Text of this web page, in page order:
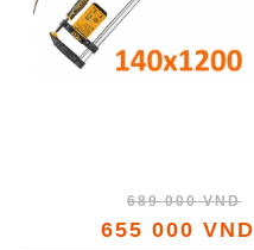
689 000 VND
655 000 VND